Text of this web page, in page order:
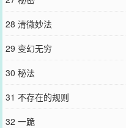
28 清微妙法
29 变幻无穷
30 秘法
31 不存在的规则
32 一跪